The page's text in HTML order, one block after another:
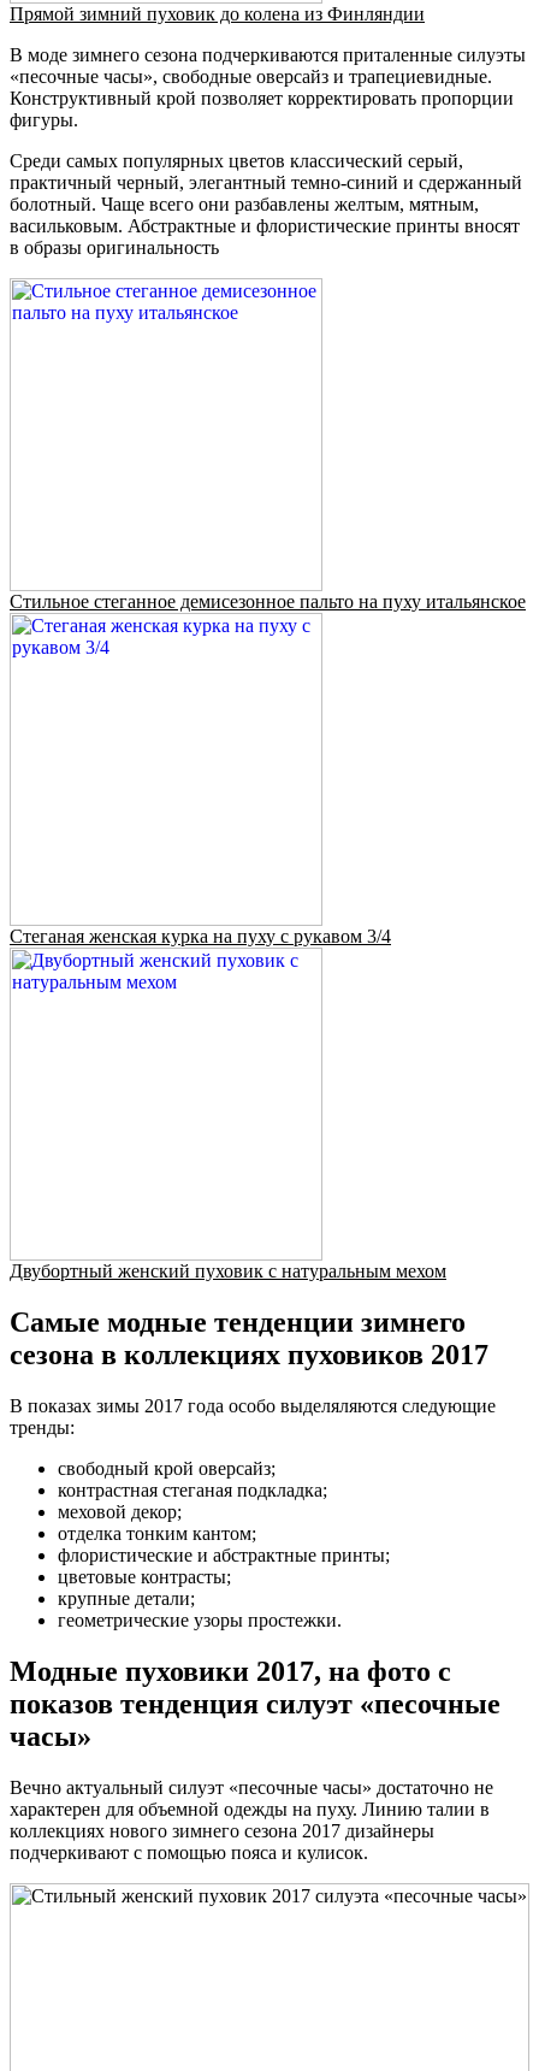
Прямой зимний пуховик до колена из Финляндии
В моде зимнего сезона подчеркиваются приталенные силуэты
«песочные часы», свободные оверсайз и трапециевидные.
Конструктивный крой позволяет корректировать пропорции
фигуры.
Среди самых популярных цветов классический серый,
практичный черный, элегантный темно-синий и сдержанный
болотный. Чаще всего они разбавлены желтым, мятным,
васильковым. Абстрактные и флористические принты вносят
в образы оригинальность
Стильное стеганное демисезонное пальто на пуху итальянское
Стеганая женская курка на пуху с рукавом 3/4
Двубортный женский пуховик с натуральным мехом
Самые модные тенденции зимнего
сезона в коллекциях пуховиков 2017
В показах зимы 2017 года особо выделяляются следующие
тренды:
свободный крой оверсайз;
контрастная стеганая подкладка;
меховой декор;
отделка тонким кантом;
флористические и абстрактные принты;
цветовые контрасты;
крупные детали;
геометрические узоры простежки.
Модные пуховики 2017, на фото с
показов тенденция силуэт «песочные
часы»
Вечно актуальный силуэт «песочные часы» достаточно не
характерен для объемной одежды на пуху. Линию талии в
коллекциях нового зимнего сезона 2017 дизайнеры
подчеркивают с помощью пояса и кулисок.